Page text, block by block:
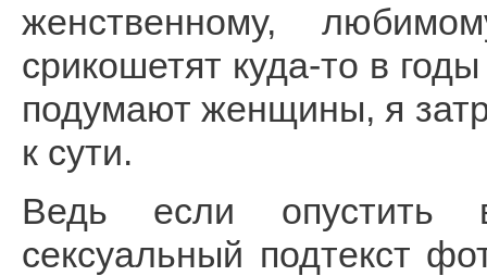
женственному,
срикошетят куда-то в
подумают женщины, я
к сути.
Ведь если опустить
сексуальный подтекст